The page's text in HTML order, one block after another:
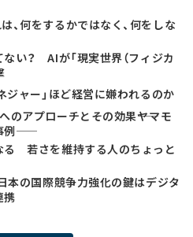
、何をするかではなく、何をしな
い？ AIが「現実世界（フィジカ
ジャー」ほど経営に嫌われるのか
のアプローチとその効果――ヤマモ
――
る 若さを維持する人のちょっと
本の国際競争力強化の鍵はデジタ
携